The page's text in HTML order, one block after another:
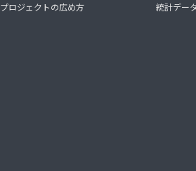
プロジェクトの広め方
統計デー